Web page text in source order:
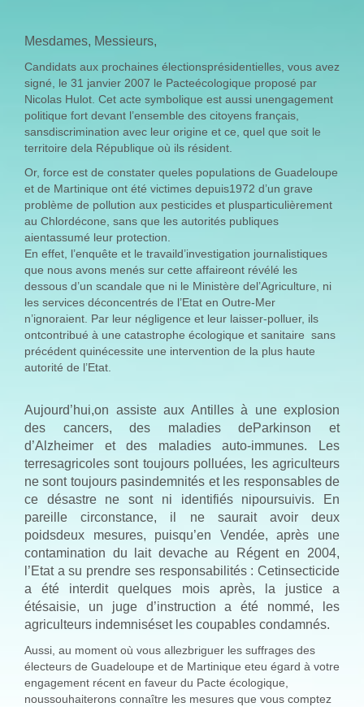
Mesdames, Messieurs,
Candidats aux prochaines électionsprésidentielles, vous avez
signé, le 31 janvier 2007 le Pacteécologique proposé par
Nicolas Hulot. Cet acte symbolique est aussi unengagement
politique fort devant l’ensemble des citoyens français,
sansdiscrimination avec leur origine et ce, quel que soit le
territoire dela République où ils résident.
Or, force est de constater queles populations de Guadeloupe
et de Martinique ont été victimes depuis1972 d’un grave
problème de pollution aux pesticides et plusparticulièrement
au Chlordécone, sans que les autorités publiques
aientassumé leur protection.
En effet, l’enquête et le travaild’investigation journalistiques
que nous avons menés sur cette affaireont révélé les
dessous d’un scandale que ni le Ministère del’Agriculture, ni
les services déconcentrés de l’Etat en Outre-Mer
n’ignoraient. Par leur négligence et leur laisser-polluer, ils
ontcontribué à une catastrophe écologique et sanitaire sans
précédent quinécessite une intervention de la plus haute
autorité de l’Etat.
Aujourd’hui,on assiste aux Antilles à une explosion
des cancers, des maladies deParkinson et
d’Alzheimer et des maladies auto-immunes. Les
terresagricoles sont toujours polluées, les agriculteurs
ne sont toujours pasindemnités et les responsables de
ce désastre ne sont ni identifiés nipoursuivis. En
pareille circonstance, il ne saurait avoir deux
poidsdeux mesures, puisqu’en Vendée, après une
contamination du lait devache au Régent en 2004,
l’Etat a su prendre ses responsabilités : Cetinsecticide
a été interdit quelques mois après, la justice a
étésaisie, un juge d’instruction a été nommé, les
agriculteurs indemniséset les coupables condamnés.
Aussi, au moment où vous allezbriguer les suffrages des
électeurs de Guadeloupe et de Martinique eteu égard à votre
engagement récent en faveur du Pacte écologique,
noussouhaiterons connaître les mesures que vous comptez